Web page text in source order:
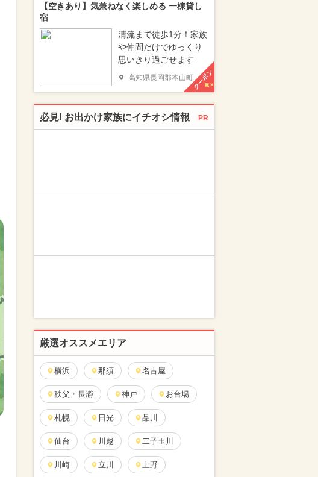
【空きあり】気兼ねなく楽しめる 一棟貸し
宿
清流まで徒歩1分！家族
や仲間だけでゆっくり
思いきり過ごせます
高知県長岡郡本山町クーポン
必見! お出かけ家族にイチオシ情報 PR
厳選オススメエリア
横浜 那須 名古屋
秩父・長瀞 神戸 お台場
札幌 日光 品川
仙台 川越 二子玉川
川崎 立川 上野